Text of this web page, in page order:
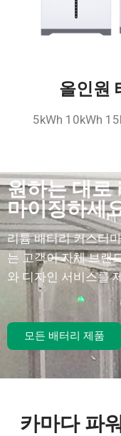
올인원
5kWh 10kWh
원하는 대로
마이징하세
리튬 배터리 커스터
는 고객이 자체 브랜
와 디자인 서비스를
모든 배터리 제품
카마다 파